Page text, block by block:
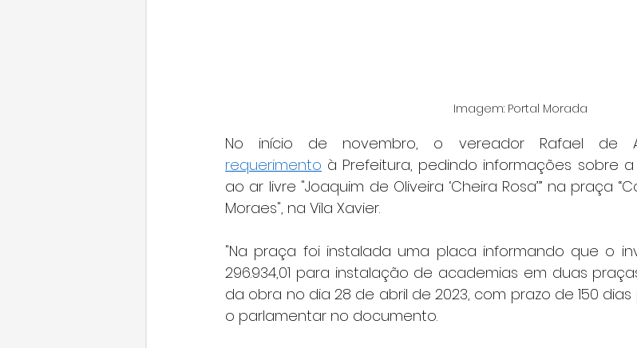
Imagem: Portal Morada
requerimento à Prefeitura, pedindo informações sobre
ao ar livre "Joaquim de Oliveira ‘Cheira Rosa’” na praça
Moraes", na Vila Xavier.
"Na praça foi instalada uma placa informando que o
296.934,01 para instalação de academias em duas
da obra no dia 28 de abril de 2023, com prazo de 150
o parlamentar no documento.